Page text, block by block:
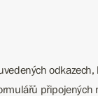
odkazech,
připojených